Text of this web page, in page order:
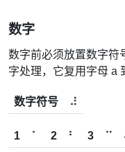
数字
数字前必须放置数字符
字处理，它复用字母 a
数字符号 ⠼
1 ⠁ 2 ⠃ 3 ⠉